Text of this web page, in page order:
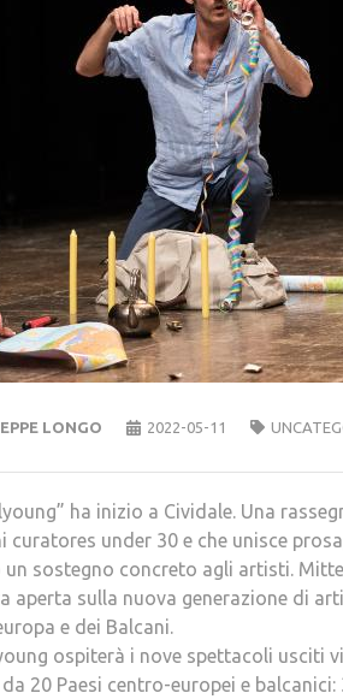
LONGO 2022-05-11
ha inizio a Cividale. Una
curatores under 30 e che unisce
un sostegno concreto agli artisti.
aperta sulla nuova generazione di
e dei Balcani.
ospiterà i nove spettacoli usciti
20 Paesi centro-europei e